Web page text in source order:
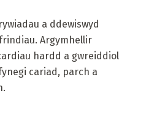
a ddewiswyd
Argymhellir
hardd a gwreiddiol
cariad, parch a